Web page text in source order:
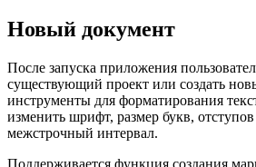
Новый документ
После запуска приложения
существующий проект или создать
инструменты для форматирования
изменить шрифт, размер букв,
межстрочный интервал.
Поддерживается функция создания